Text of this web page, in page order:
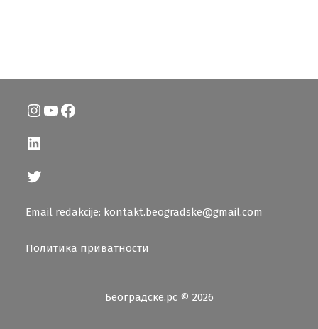
Instagram
YouTube
Facebook
LinkedIn
Twitter
Email redakcije: kontakt.beogradske@gmail.com
Политика приватности
Београдске.рс © 2026